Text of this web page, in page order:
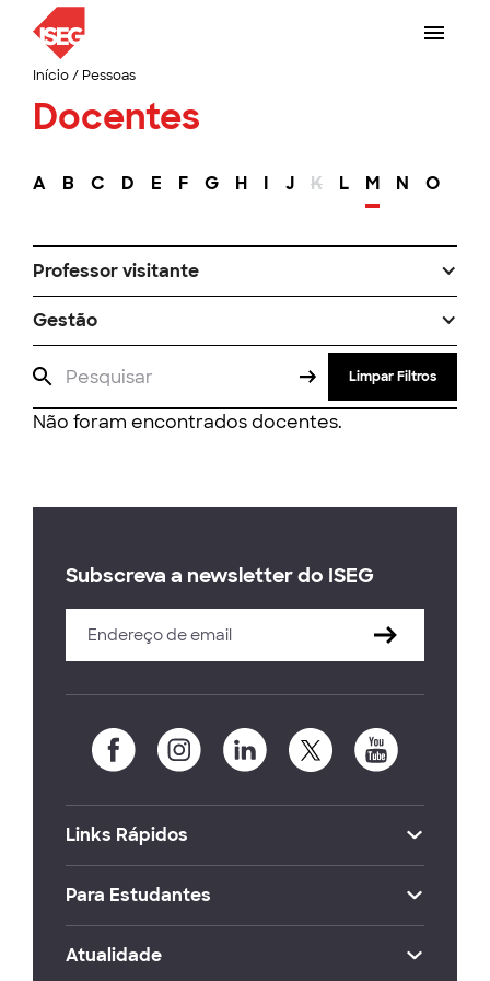
Início/ Pessoas
Docentes
A B C D E F G H I J K L M N O
Professor visitante
Gestão
Limpar Filtros
Não foram encontrados docentes.
Subscreva a newsletter do ISEG
Links Rápidos
Para Estudantes
Atualidade